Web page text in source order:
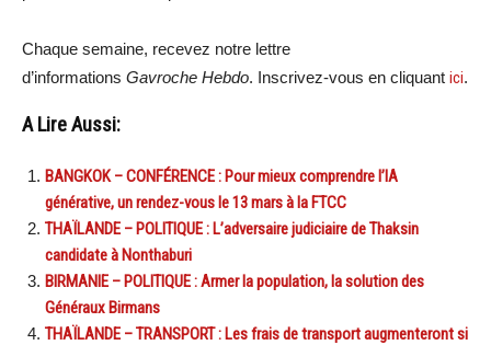
Chaque semaine, recevez notre lettre
d’informations Gavroche Hebdo. Inscrivez-vous en cliquant ici.
A Lire Aussi:
BANGKOK – CONFÉRENCE : Pour mieux comprendre l’IA
générative, un rendez-vous le 13 mars à la FTCC
THAÏLANDE – POLITIQUE : L’adversaire judiciaire de Thaksin
candidate à Nonthaburi
BIRMANIE – POLITIQUE : Armer la population, la solution des
Généraux Birmans
THAÏLANDE – TRANSPORT : Les frais de transport augmenteront si